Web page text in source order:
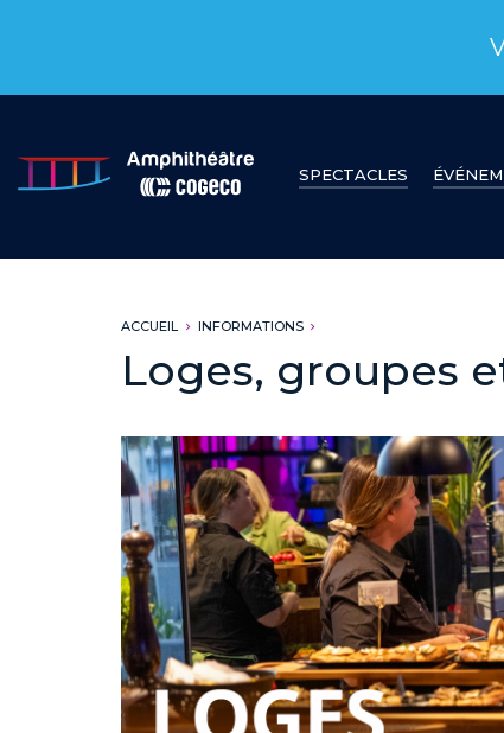
SPECTACLES
ACCUEIL INFORMATIONS
Loges, groupes